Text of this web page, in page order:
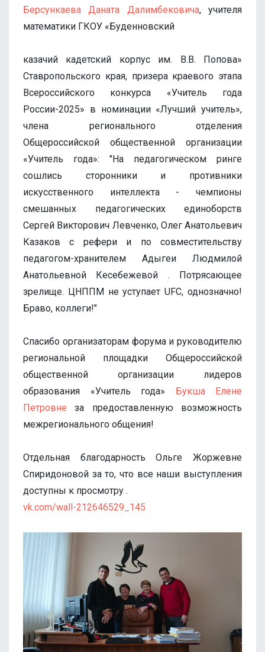
Берсункаева Даната Далимбековича, учителя
математики ГКОУ «Буденновский
казачий кадетский корпус им. В.В. Попова»
Ставропольского края, призера краевого этапа
Всероссийского конкурса «Учитель года
России-2025» в номинации «Лучший учитель»,
члена регионального отделения
Общероссийской общественной организации
«Учитель года»: "На педагогическом ринге
сошлись сторонники и противники
искусственного интеллекта - чемпионы
смешанных педагогических единоборств
Сергей Викторович Левченко, Олег Анатольевич
Казаков с рефери и по совместительству
педагогом-хранителем Адыгеи Людмилой
Анатольевной Кесебежевой . Потрясающее
зрелище. ЦНППМ не уступает UFC, однозначно!
Браво, коллеги!"
Спасибо организаторам форума и руководителю
региональной площадки Общероссийской
общественной организации лидеров
образования «Учитель года» Букша Елене
Петровне за предоставленную возможность
межрегионального общения!
Отдельная благодарность Ольге Жоржевне
Спиридоновой за то, что все наши выступления
доступны к просмотру .
vk.com/wall-212646529_145